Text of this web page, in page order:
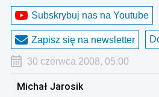
Subskrybuj nas na Youtube
Zapisz się na newsletter
30 czerwca 2008, 05:00
Michał Jarosik